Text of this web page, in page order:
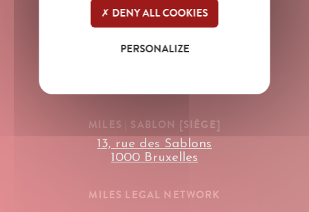
MILES | SABLON [SIÈGE]
13, rue des Sablons
1000 Bruxelles
MILES LEGAL NETWORK
DENY ALL COOKIES
PERSONALIZE